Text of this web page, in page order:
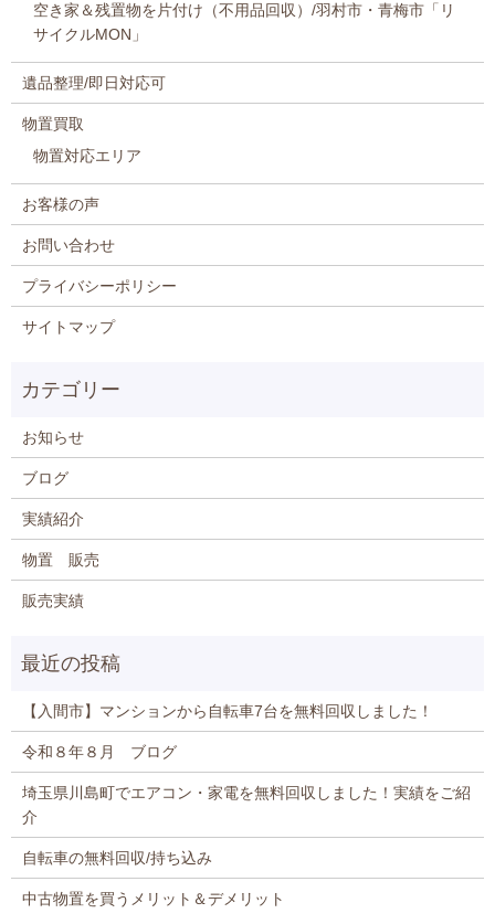
空き家＆残置物を片付け（不用品回収）/羽村市・青梅市「リ
サイクルMON」
遺品整理/即日対応可
物置買取
物置対応エリア
お客様の声
お問い合わせ
プライバシーポリシー
サイトマップ
お知らせ
ブログ
実績紹介
物置 販売
販売実績
【入間市】マンションから自転車7台を無料回収しました！
令和８年８月 ブログ
埼玉県川島町でエアコン・家電を無料回収しました！実績をご紹
介
自転車の無料回収/持ち込み
中古物置を買うメリット＆デメリット